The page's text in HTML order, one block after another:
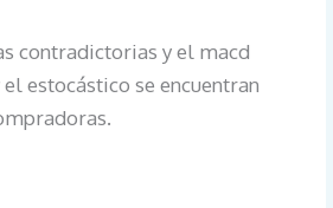
contradictorias y el macd
estocástico se encuentran